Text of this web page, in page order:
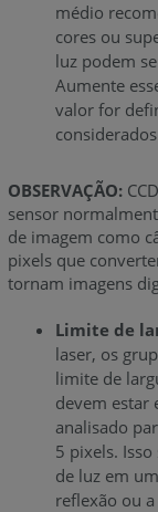
médio
cores ou
luz podem
Aumente
valor for
OBSERVAÇÃO:
sensor
de imagem como
pixels que
tornam imagens
Limite de
laser, os
limite de
devem estar
analisado
5 pixels.
de luz em
reflexão ou